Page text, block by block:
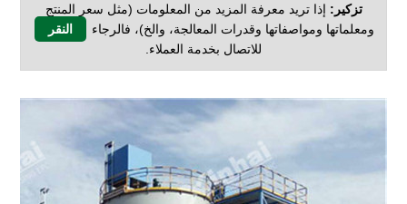
تزكير: إذا تريد معرفة المزيد من المعلومات (مثل سعر المنتج
ومعلماتها ومواصفاتها وقدرات المعالجة، والخ)، فالرجاء
النقر
للاتصال بخدمة العملاء.